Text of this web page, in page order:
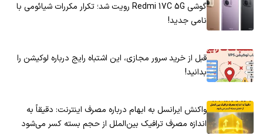
گوشی Redmi 17C 5G رویت شد؛ تکرار مکررات شیائومی با
نامی جدید!
قبل از خرید سرور مجازی، این اشتباه رایج درباره لوکیشن را
بدانید!
واکنش ایرانسل به ابهام درباره مصرف اینترنت: دقیقاً به
اندازه مصرف ترافیک بین‌الملل از حجم بسته کسر می‌شود